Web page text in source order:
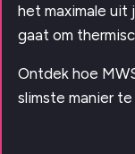
het maximale uit
gaat om
Ontdek hoe
slimste manier